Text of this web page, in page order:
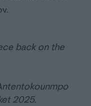
back on the
2025.